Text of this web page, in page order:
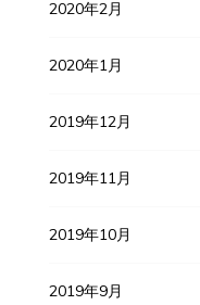
2020年2月
2020年1月
2019年12月
2019年11月
2019年10月
2019年9月